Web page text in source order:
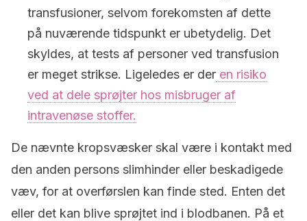
transfusioner, selvom forekomsten af dette
på nuværende tidspunkt er ubetydelig. Det
skyldes, at tests af personer ved transfusion
er meget strikse. Ligeledes er der en risiko
ved at dele sprøjter hos misbruger af
intravenøse stoffer.
De nævnte kropsvæsker skal være i kontakt med
den anden persons slimhinder eller beskadigede
væv, for at overførslen kan finde sted. Enten det
eller det kan blive sprøjtet ind i blodbanen. På et